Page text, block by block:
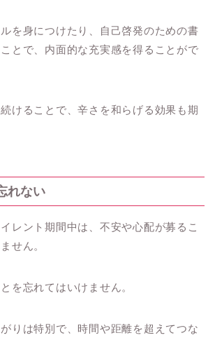
を身につけたり、自己啓発のための書
とで、内面的な充実感を得ることがで
けることで、辛さを和らげる効果も期
れない
レント期間中は、不安や心配が募るこ
せん。
を忘れてはいけません。
りは特別で、時間や距離を超えてつな